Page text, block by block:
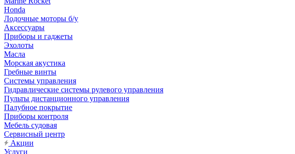
Honda
Лодочные моторы б/у
Аксессуары
Приборы и гаджеты
Эхолоты
Масла
Морская акустика
Гребные винты
Системы управления
Гидравлические системы рулевого управления
Пульты дистанционного управления
Палубное покрытие
Приборы контроля
Мебель судовая
Сервисный центр
Акции
Услуги